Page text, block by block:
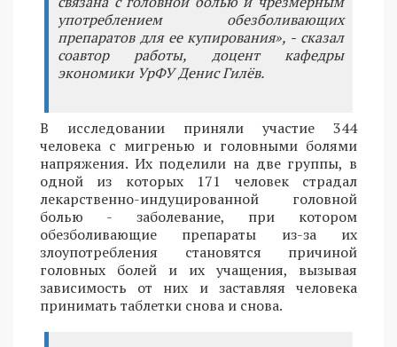
употреблением обезболивающих
препаратов для ее купирования», - сказал
соавтор работы, доцент кафедры
экономики УрФУ Денис Гилёв.
В исследовании приняли участие 344
человека с мигренью и головными болями
напряжения. Их поделили на две группы, в
одной из которых 171 человек страдал
лекарственно-индуцированной головной
болью - заболевание, при котором
обезболивающие препараты из-за их
злоупотребления становятся причиной
головных болей и их учащения, вызывая
зависимость от них и заставляя человека
принимать таблетки снова и снова.